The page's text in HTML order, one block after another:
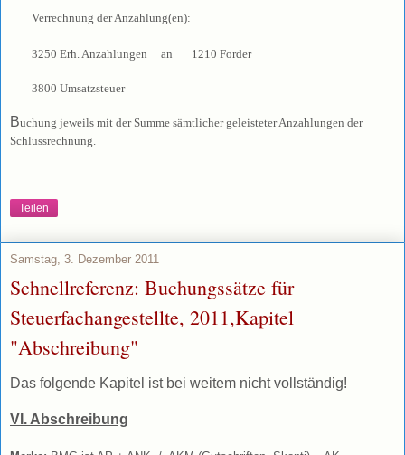
Verrechnung der Anzahlung(en):
3250 Erh. Anzahlungen an 1210 Forder
3800 Umsatzsteuer
Buchung jeweils mit der Summe sämtlicher geleisteter Anzahlungen der
Schlussrechnung.
Teilen
Samstag, 3. Dezember 2011
Schnellreferenz: Buchungssätze für
Steuerfachangestellte, 2011,Kapitel
"Abschreibung"
Das folgende Kapitel ist bei weitem nicht vollständig!
VI. Abschreibung